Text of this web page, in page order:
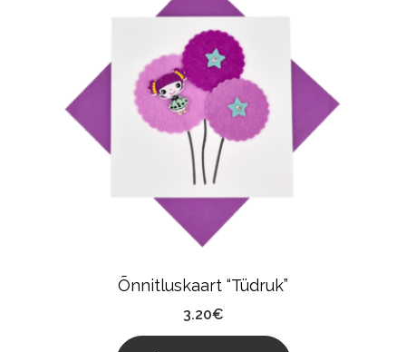
Õnnitluskaart “Tüdruk”
3.20€